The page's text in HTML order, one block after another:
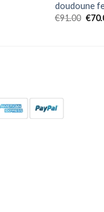
doudoune
€91.00 €